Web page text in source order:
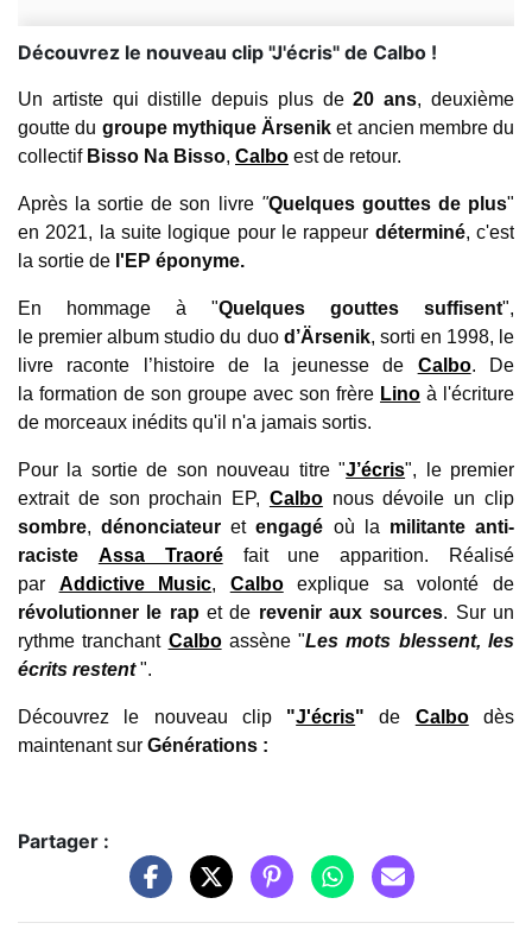
Découvrez le nouveau clip "J'écris" de Calbo !
Un artiste qui distille depuis plus de20 ans, deuxième
goutte du groupe mythique Ärsenik et ancien membre du
collectif Bisso Na Bisso, Calbo est de retour.
Après la sortie de son livre "Quelques gouttes de plus"
en 2021, la suite logique pour le rappeur déterminé, c'est
la sortie de l'EP éponyme.
En hommage à "Quelques gouttes suffisent",
le premier album studio du duo d’Ärsenik, sorti en 1998, le
livre raconte l’histoire de
a jeunessede Calbo. De
la formation de son groupe avec son frère Lino à l'écriture
de morceaux inédits qu'il n'a jamais sortis.
Pour la sortie de son nouveau titre "J’écris", le premier
extrait de son prochain EP, Calbonousdévoile un clip
sombre,dénonciateur etengagé où la militanteanti-
raciste
Assa Traoré fait une apparition. Réalisé
par Addictive Music, Calbo
explique sa volonté de
révolutionner le rap et de revenir aux sources. Sur un
rythme tranchant Calboassène"Les mots blessent, les
écrits restent".
Découvrez le nouveau clip"J'écris"de Calbo
dès
maintenant sur Générations :
Partager :